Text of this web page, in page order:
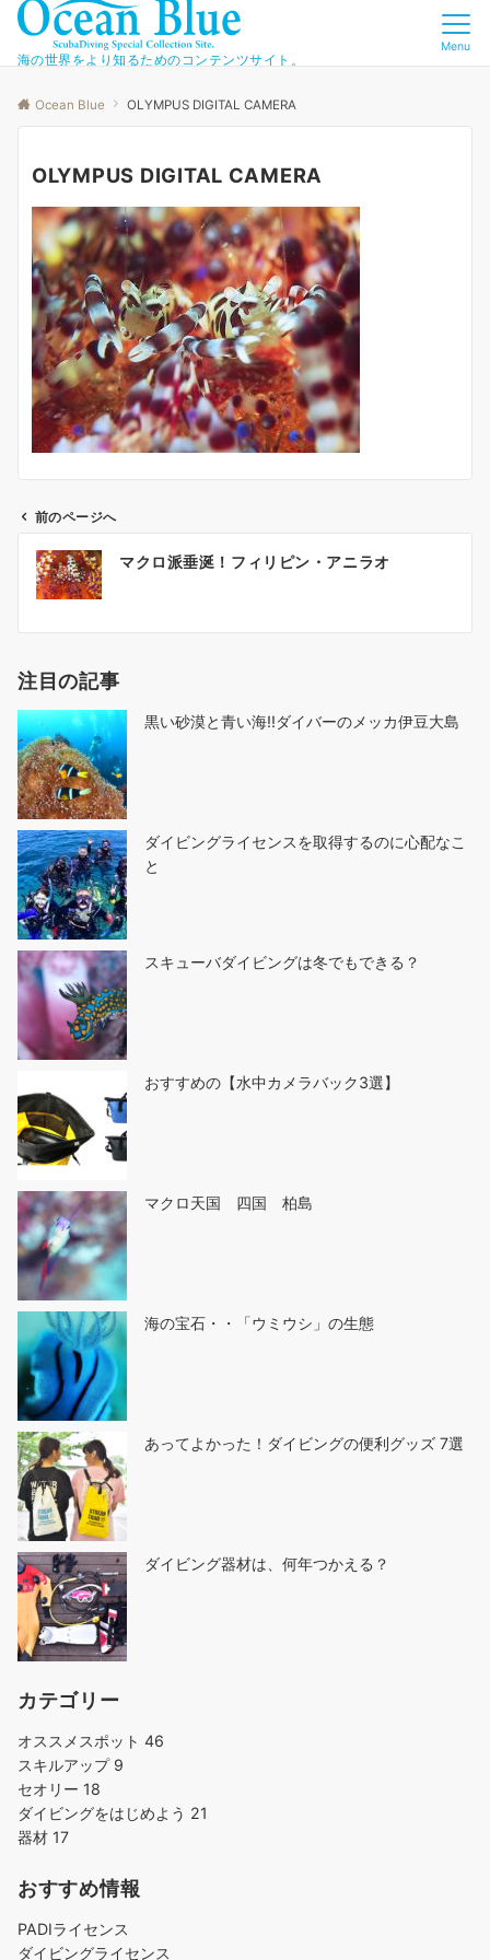
海の世界をより知るためのコンテンツサイト。
Menu
Ocean Blue OLYMPUS DIGITAL CAMERA
OLYMPUS DIGITAL CAMERA
ビ
ー
シ
ョ
ン
前のページへ
マクロ派垂涎！フィリピン・アニラオ
注目の記事
黒い砂漠と青い海!!ダイバーのメッカ伊豆大島
ダイビングライセンスを取得するのに心配なこ
と
スキューバダイビングは冬でもできる？
おすすめの【水中カメラバック3選】
マクロ天国 四国 柏島
海の宝石・・「ウミウシ」の生態
あってよかった！ダイビングの便利グッズ 7選
ダイビング器材は、何年つかえる？
カテゴリー
オススメスポット 46
スキルアップ 9
セオリー 18
ダイビングをはじめよう 21
器材 17
おすすめ情報
PADIライセンス
ダイビングライセンス